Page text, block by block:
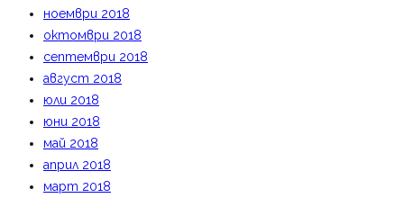
ноември 2018
октомври 2018
септември 2018
август 2018
юли 2018
юни 2018
май 2018
април 2018
март 2018